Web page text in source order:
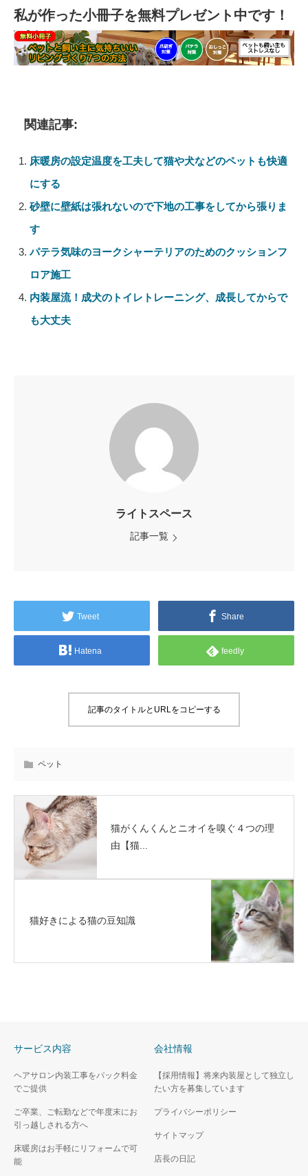
私が作った小冊子を無料プレゼント中です！
関連記事:
床暖房の設定温度を工夫して猫や犬などのペットも快適
にする
砂壁に壁紙は張れないので下地の工事をしてから張りま
す
パテラ気味のヨークシャーテリアのためのクッションフ
ロア施工
内装屋流！成犬のトイレトレーニング、成長してからで
も大丈夫
ライトスペース
記事一覧
Tweet Share
Hatena feedly
記事のタイトルとURLをコピーする
ペット
猫がくんくんとニオイを嗅ぐ４つの理
由【猫...
猫好きによる猫の豆知識
サービス内容
ヘアサロン内装工事をパック料金
でご提供
ご卒業、ご転勤などで年度末にお
引っ越しされる方へ
床暖房はお手軽にリフォームで可
能
会社情報
【採用情報】将来内装屋として独立し
たい方を募集しています
プライバシーポリシー
サイトマップ
店長の日記